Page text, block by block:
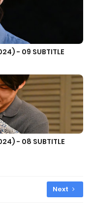
- 09 SUBTITLE
- 08 SUBTITLE
Next